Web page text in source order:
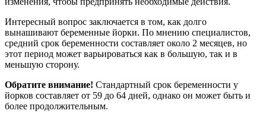
Интересный вопрос заключается в том, как долго
вынашивают беременные йорки. По мнению специалистов,
средний срок беременности составляет около 2 месяцев, но
этот период может варьироваться как в большую, так и в
меньшую сторону.
Обратите внимание! Стандартный срок беременности у
йорков составляет от 59 до 64 дней, однако он может быть и
более продолжительным.